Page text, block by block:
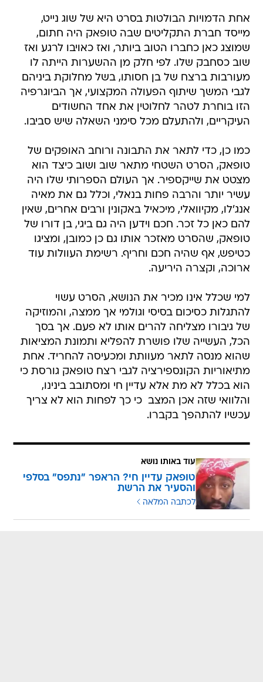
אחת הדמויות הבולטות בסרט היא של שוג נייט,
מייסד חברת התקליטים שבה טופאק היה חתום,
שמוצג כאן כחברו הטוב ביותר, ואז כאויבו לרגע ואז
שוב כסחבק שלו. לפי חלק מן ההשערות הייתה לו
מעורבות ברצח של בן חסותו, בשל מחלוקת ביניהם
לגבי המשך שיתוף הפעולה המקצועי, אך הביוגרפיה
הזו בוחרת לטהר לחלוטין את אחד החשודים
העיקריים, ולהתעלם מכל סימני השאלה שיש סביבו.
כמו כן, כדי לתאר את התבונה ורוחב האופקים של
טופאק, הסרט השטחי מתאר שוב ושוב כיצד הוא
מצטט את שייקספיר. אך העולם הספרותי שלו היה
עשיר יותר והרבה פחות בנאלי, וכלל גם את מאיה
אנג'לו, מקיוואלי, מיכאיל באקונין ורבים אחרים, שאין
להם כאן כל זכר. חכם וידען היה גם ביגי, בן דורו של
טופאק, שהסרט מאזכר אותו גם כן כמובן, ומציגו
כטיפש, אף שהיה חכם וחריף. רשימת העוולות עוד
ארוכה, וקצרה היריעה.
למי שכלל אינו מכיר את הנושא, הסרט עשוי
להתגלות כסיכום בסיסי וגולמי אך ממצה, והמוזיקה
של גיבורו מצליחה להרים אותו לא פעם. אך בסך
הכל, העשייה שלו פושרת להפליא ותמונת המציאות
שהוא מנסה לתאר מעוותת ומכעיסה להחריד. אחת
מתיאוריות הקונספירציה לגבי רצח טופאק גורסת כי
הוא בכלל לא מת אלא עדיין חי ומסתובב בינינו,
והלוואי שזה אכן המצב  כי כך לפחות הוא לא צריך
עכשיו להתהפך בקברו.
עוד באותו נושא
טופאק עדיין חי? הראפר "נתפס" בסלפי
והסעיר את הרשת
לכתבה המלאה